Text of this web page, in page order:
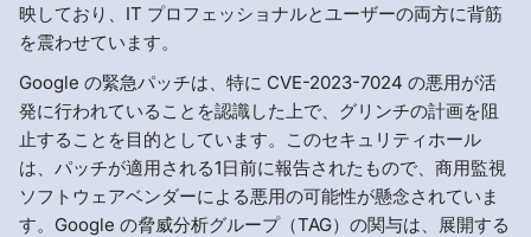
映しており、IT プロフェッショナルとユーザーの両方に背筋
を震わせています。
Google の緊急パッチは、特に CVE-2023-7024 の悪用が活
発に行われていることを認識した上で、グリンチの計画を阻
止することを目的としています。このセキュリティホール
は、パッチが適用される1日前に報告されたもので、商用監視
ソフトウェアベンダーによる悪用の可能性が懸念されていま
す。Google の脅威分析グループ（TAG）の関与は、展開する